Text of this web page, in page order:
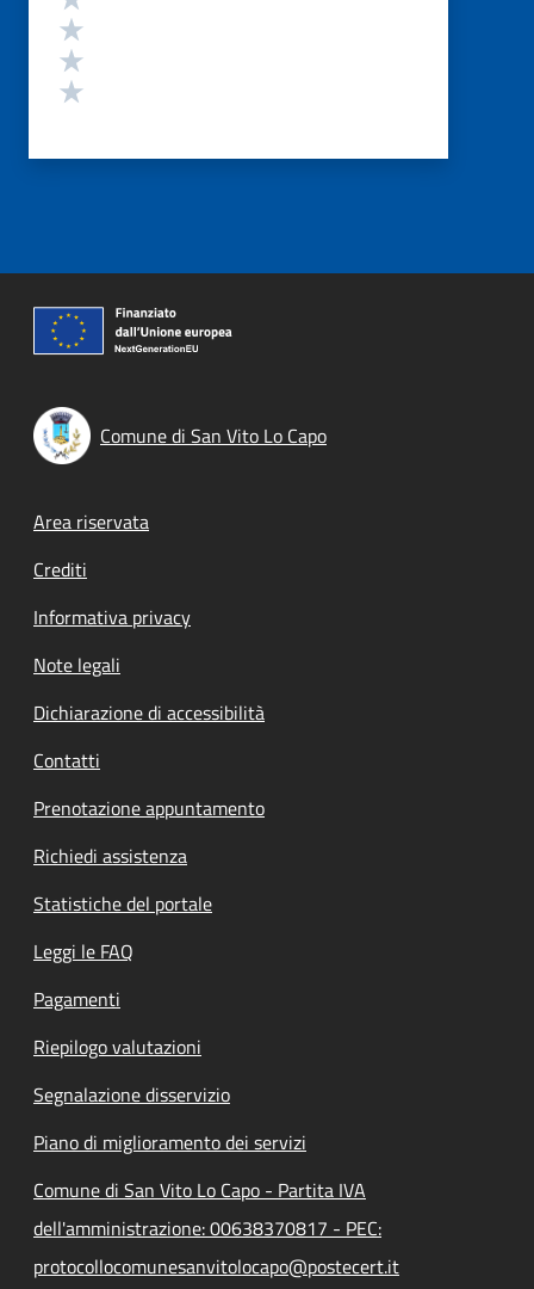
Comune di San Vito Lo Capo
Footer menu
Area riservata
Crediti
Informativa privacy
Note legali
Dichiarazione di accessibilità
Contatti
Prenotazione appuntamento
Richiedi assistenza
Statistiche del portale
Leggi le FAQ
Pagamenti
Riepilogo valutazioni
Segnalazione disservizio
Piano di miglioramento dei servizi
Comune di San Vito Lo Capo - Partita IVA
dell'amministrazione: 00638370817 - PEC:
protocollocomunesanvitolocapo@postecert.it